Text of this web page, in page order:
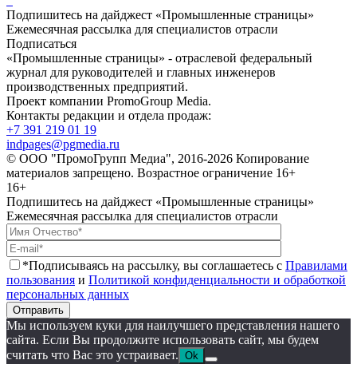
Подпишитесь на дайджест «Промышленные страницы»
Ежемесячная рассылка для специалистов отрасли
Подписаться
«Промышленные страницы» - отраслевой федеральный
журнал для руководителей и главных инженеров
производственных предприятий.
Проект компании PromoGroup Media.
Контакты редакции и отдела продаж:
+7 391 219 01 19
indpages@pgmedia.ru
© ООО "ПромоГрупп Медиа", 2016-2026 Копирование
материалов запрещено. Возрастное ограничение 16+
16+
Подпишитесь на дайджест «Промышленные страницы»
Ежемесячная рассылка для специалистов отрасли
*Подписываясь на рассылку, вы соглашаетесь с Правилами
пользования и Политикой конфиденциальности и обработкой
персональных данных
Отправить
Мы используем куки для наилучшего представления нашего
сайта. Если Вы продолжите использовать сайт, мы будем
считать что Вас это устраивает. Ok